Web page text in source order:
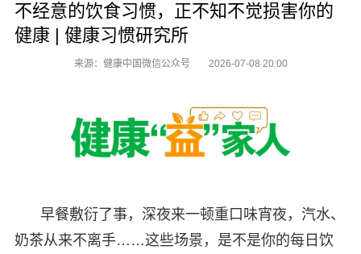
不经意的饮食习惯，正不知不觉损害你的
健康 | 健康习惯研究所
来源：健康中国微信公众号 2026-07-08 20:00
早餐敷衍了事，深夜来一顿重口味宵夜，汽水、
奶茶从来不离手……这些场景，是不是你的每日饮